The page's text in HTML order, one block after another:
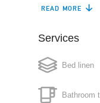
Kitchenette
Coffee
Microwave
Hair-dryer
READ MORE
Services
Bed linen
Bathroom